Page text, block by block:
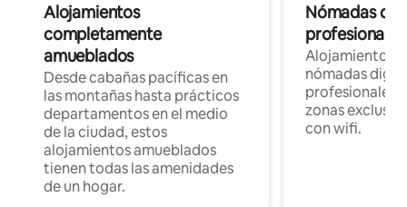
Alojamientos
completamente
amueblados
Desde cabañas pacíficas en
las montañas hasta prácticos
departamentos en el medio
de la ciudad, estos
alojamientos amueblados
tienen todas las amenidades
de un hogar.
Nómadas
Alojamientos
nómadas
profesionales
zonas
con wifi.